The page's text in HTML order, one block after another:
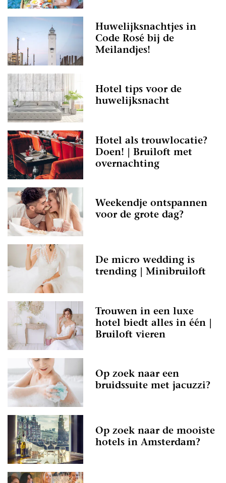
Huwelijksnachtjes in
Code Rosé bij de
Meilandjes!
Hotel tips voor de
huwelijksnacht
Hotel als trouwlocatie?
Doen! | Bruiloft met
overnachting
Weekendje ontspannen
voor de grote dag?
De micro wedding is
trending | Minibruiloft
Trouwen in een luxe
hotel biedt alles in één |
Bruiloft vieren
Op zoek naar een
bruidssuite met jacuzzi?
Op zoek naar de mooiste
hotels in Amsterdam?